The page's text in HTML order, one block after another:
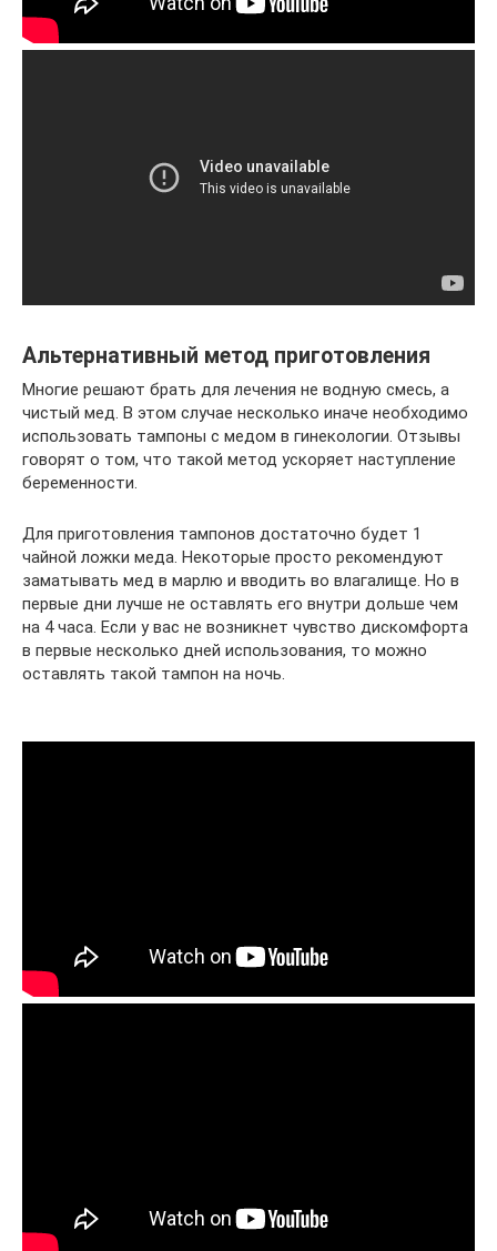
Альтернативный метод приготовления
Многие решают брать для лечения не водную смесь, а
чистый мед. В этом случае несколько иначе необходимо
использовать тампоны с медом в гинекологии. Отзывы
говорят о том, что такой метод ускоряет наступление
беременности.
Для приготовления тампонов достаточно будет 1
чайной ложки меда. Некоторые просто рекомендуют
заматывать мед в марлю и вводить во влагалище. Но в
первые дни лучше не оставлять его внутри дольше чем
на 4 часа. Если у вас не возникнет чувство дискомфорта
в первые несколько дней использования, то можно
оставлять такой тампон на ночь.